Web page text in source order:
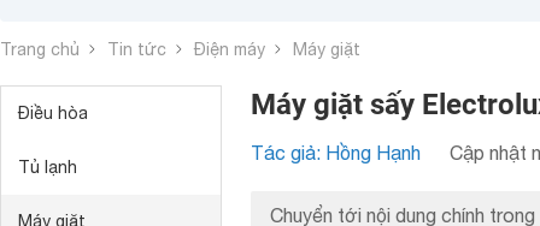
Trang chủ Tin tức Điện máy Máy giặt
Điều hòa
Tủ lạnh
Máy giặt
Máy giặt sấy
Tác giả: Hồng Hạnh Cập nhật
Chuyển tới nội dung chính trong